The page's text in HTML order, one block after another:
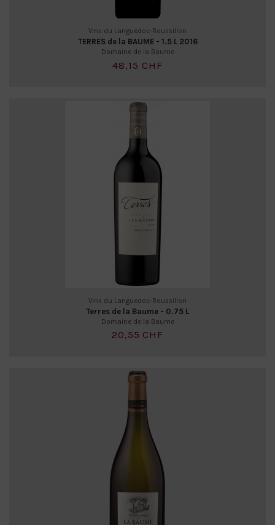
Vins du Languedoc-Roussillon
TERRES de la BAUME - 1.5 L 2016
Domaine de la Baume
48,15 CHF
Vins du Languedoc-Roussillon
Terres de la Baume - 0.75 L
Domaine de la Baume
20,55 CHF